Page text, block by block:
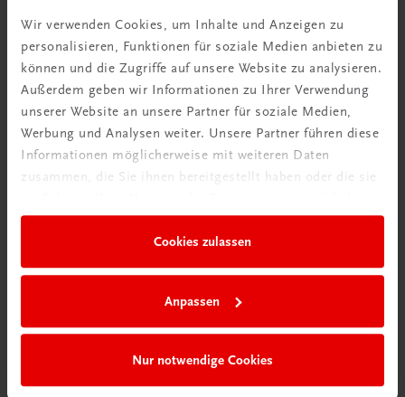
Wir verwenden Cookies, um Inhalte und Anzeigen zu
personalisieren, Funktionen für soziale Medien anbieten zu
können und die Zugriffe auf unsere Website zu analysieren.
Außerdem geben wir Informationen zu Ihrer Verwendung
unserer Website an unsere Partner für soziale Medien,
Werbung und Analysen weiter. Unsere Partner führen diese
Informationen möglicherweise mit weiteren Daten
zusammen, die Sie ihnen bereitgestellt haben oder die sie
Cookies zulassen
Anpassen
Nur notwendige Cookies
Tipps & Tricks
Mehr dazu
Ratgeber Schulpraxis